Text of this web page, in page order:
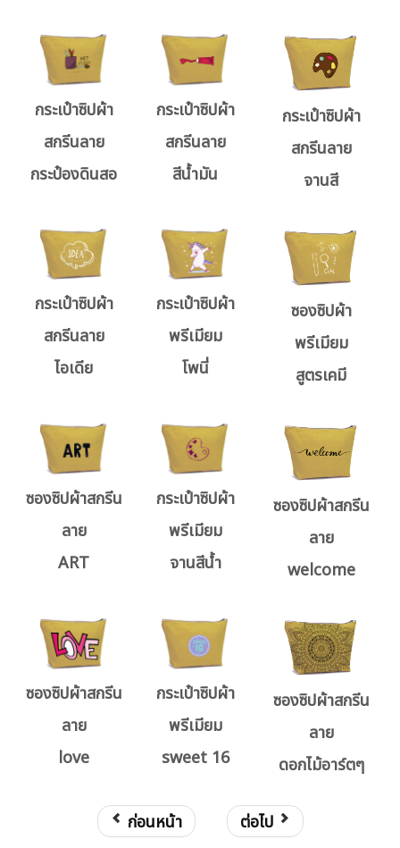
กระเป๋าซิปผ้า
สกรีนลาย
กระป๋องดินสอ
กระเป๋าซิปผ้า
สกรีนลาย
สีน้ำมัน
กระเป๋าซิปผ้า
สกรีนลาย
จานสี
กระเป๋าซิปผ้า
สกรีนลาย
ไอเดีย
กระเป๋าซิปผ้า
พรีเมียม
โพนี่
ซองซิปผ้า
พรีเมียม
สูตรเคมี
ซองซิปผ้าสกรีน
ลาย
ART
กระเป๋าซิปผ้า
พรีเมียม
จานสีน้ำ
ซองซิปผ้าสกรีน
ลาย
welcome
ซองซิปผ้าสกรีน
ลาย
love
กระเป๋าซิปผ้า
พรีเมียม
sweet 16
ซองซิปผ้าสกรีน
ลาย
ดอกไม้อาร์ตๆ
ก่อนหน้า ต่อไป